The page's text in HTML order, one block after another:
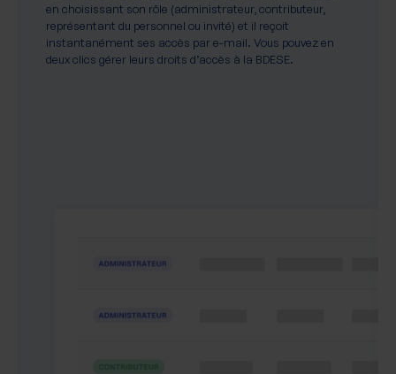
en choisissant son rôle (administrateur, contributeur,
représentant du personnel ou invité) et il reçoit
instantanément ses accès par e-mail. Vous pouvez en
deux clics gérer leurs droits d’accès à la BDESE.